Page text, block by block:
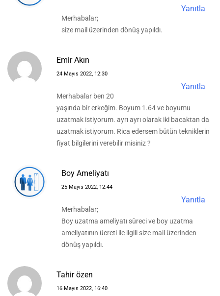
Yanıtla
Merhabalar;
size mail üzerinden dönüş yapıldı.
Emir Akın
24 Mayıs 2022, 12:30
Yanıtla
Merhabalar ben 20
yaşında bir erkeğim. Boyum 1.64 ve boyumu
uzatmak istiyorum. ayrı ayrı olarak iki bacaktan da
uzatmak istiyorum. Rica edersem bütün tekniklerin
fiyat bilgilerini verebilir misiniz ?
Boy Ameliyatı
25 Mayıs 2022, 12:44
Yanıtla
Merhabalar;
Boy uzatma ameliyatı süreci ve boy uzatma
ameliyatının ücreti ile ilgili size mail üzerinden
dönüş yapıldı.
Tahir özen
16 Mayıs 2022, 16:40